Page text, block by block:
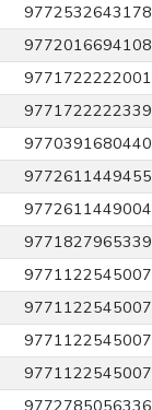
9772532643178
9772016694108
9771722222001
9771722222339
9770391680440
9772611449455
9772611449004
9771827965339
9771122545007
9771122545007
9771122545007
9771122545007
9772785056336